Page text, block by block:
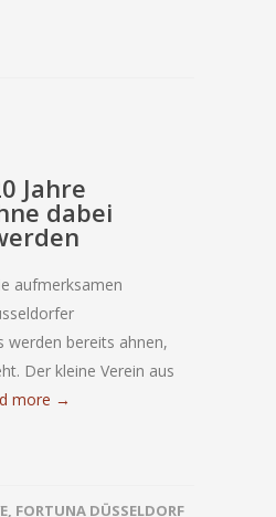
Jahre
dabei
aufmerksamen
werden bereits ahnen,
Der kleine Verein aus
more →
, FORTUNA DÜSSELDORF